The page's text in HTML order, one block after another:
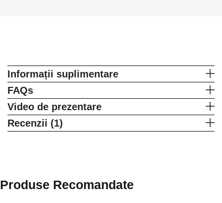
Informații suplimentare
FAQs
Video de prezentare
Recenzii (1)
Produse Recomandate